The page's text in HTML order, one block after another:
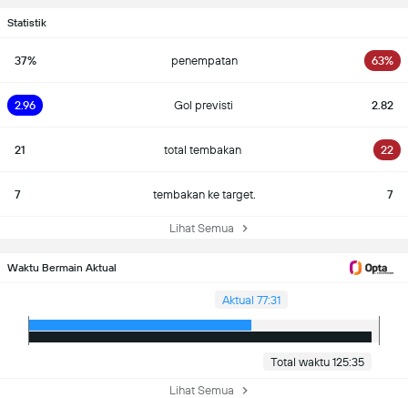
Statistik
37% penempatan 63%
2.96 Gol previsti 2.82
21 total tembakan 22
7 tembakan ke target. 7
Lihat Semua
Waktu Bermain Aktual
Aktual 77:31
Total waktu 125:35
Lihat Semua